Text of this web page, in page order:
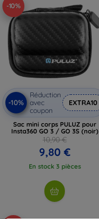
-10%
-10%
Réduction
avec
coupon
EXTRA10
Sac mini corps PULUZ pour
Insta360 GO 3 / GO 3S (noir)
10,90 €
9,80 €
En stock 3 pièces